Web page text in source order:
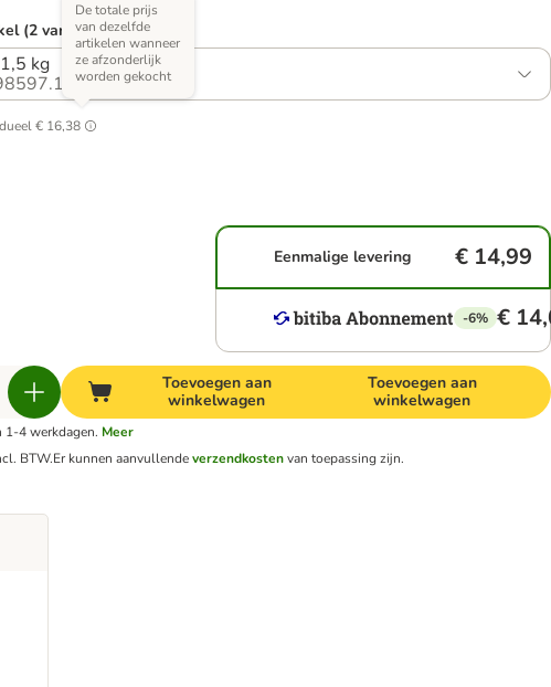
(2 varianten)
kg
€ 16,38
De totale prijs
van dezelfde
artikelen wanneer
ze afzonderlijk
worden gekocht
Eenmalige levering € 14,99
-6% €
Toevoegen aan
winkelwagen
Toevoegen aan
winkelwagen
1-4 werkdagen. Meer
BTW.Er kunnen aanvullendeverzendkostenvan toepassing zijn.